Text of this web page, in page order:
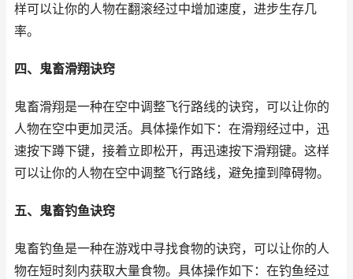
样可以让你的人物在翻滚经过中增加速度，进步生存几
率。
四、鬼畜滑翔诀窍
鬼畜滑翔是一种在空中调整飞行路线的诀窍，可以让你的
人物在空中更加灵活。具体操作如下：在滑翔经过中，迅
速按下蹲下键，接着立即松开，再迅速按下滑翔键。这样
可以让你的人物在空中调整飞行路线，避免撞到障碍物。
五、鬼畜钓鱼诀窍
鬼畜钓鱼是一种在游戏中寻找食物的诀窍，可以让你的人
物在短时刻内获取大量食物。具体操作如下：在钓鱼经过